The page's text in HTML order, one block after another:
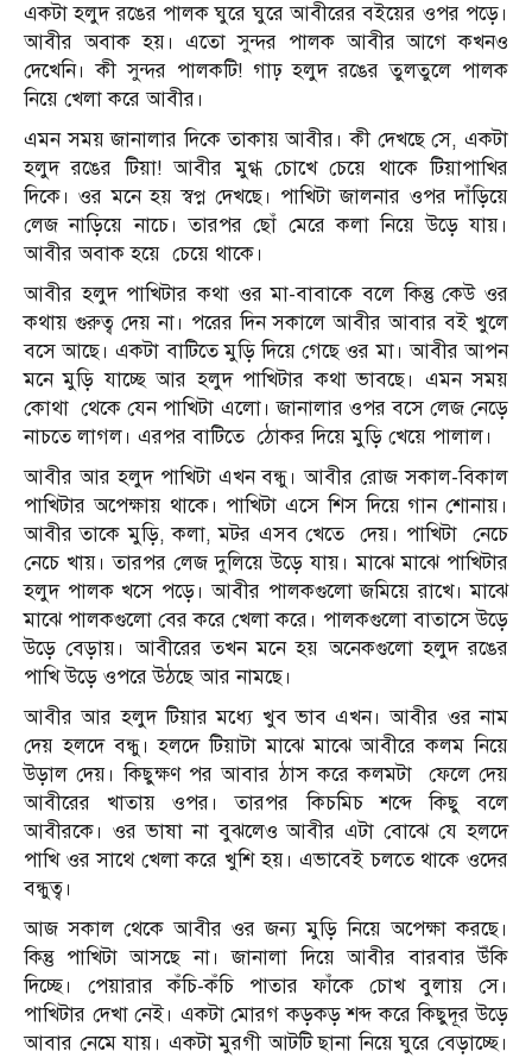
একটা হলুদ রঙের পালক ঘুরে ঘুরে আবীরের বইয়ের ওপর পড়ে।
আবীর অবাক হয়। এতো সুন্দর পালক আবীর আগে কখনও
দেখেনি। কী সুন্দর পালকটি! গাঢ় হলুদ রঙের তুলতুলে পালক
নিয়ে খেলা করে আবীর।
এমন সময় জানালার দিকে তাকায় আবীর। কী দেখছে সে, একটা
হলুদ রঙের টিয়া! আবীর মুগ্ধ চোখে চেয়ে থাকে টিয়াপাখির
দিকে। ওর মনে হয় স্বপ্ন দেখছে। পাখিটা জালনার ওপর দাঁড়িয়ে
লেজ নাড়িয়ে নাচে। তারপর ছোঁ মেরে কলা নিয়ে উড়ে যায়।
আবীর অবাক হয়ে চেয়ে থাকে।
আবীর হলুদ পাখিটার কথা ওর মা-বাবাকে বলে কিন্তু কেউ ওর
কথায় গুরুত্ব দেয় না। পরের দিন সকালে আবীর আবার বই খুলে
বসে আছে। একটা বাটিতে মুড়ি দিয়ে গেছে ওর মা। আবীর আপন
মনে মুড়ি যাচ্ছে আর হলুদ পাখিটার কথা ভাবছে। এমন সময়
কোথা থেকে যেন পাখিটা এলো। জানালার ওপর বসে লেজ নেড়ে
নাচতে লাগল। এরপর বাটিতে ঠোকর দিয়ে মুড়ি খেয়ে পালাল।
আবীর আর হলুদ পাখিটা এখন বন্ধু। আবীর রোজ সকাল-বিকাল
পাখিটার অপেক্ষায় থাকে। পাখিটা এসে শিস দিয়ে গান শোনায়।
আবীর তাকে মুড়ি, কলা, মটর এসব খেতে দেয়। পাখিটা নেচে
নেচে খায়। তারপর লেজ দুলিয়ে উড়ে যায়। মাঝে মাঝে পাখিটার
হলুদ পালক খসে পড়ে। আবীর পালকগুলো জমিয়ে রাখে। মাঝে
মাঝে পালকগুলো বের করে খেলা করে। পালকগুলো বাতাসে উড়ে
উড়ে বেড়ায়। আবীরের তখন মনে হয় অনেকগুলো হলুদ রঙের
পাখি উড়ে ওপরে উঠছে আর নামছে।
আবীর আর হলুদ টিয়ার মধ্যে খুব ভাব এখন। আবীর ওর নাম
দেয় হলদে বন্ধু। হলদে টিয়াটা মাঝে মাঝে আবীরে কলম নিয়ে
উড়াল দেয়। কিছুক্ষণ পর আবার ঠাস করে কলমটা ফেলে দেয়
আবীরের খাতায় ওপর। তারপর কিচমিচ শব্দে কিছু বলে
আবীরকে। ওর ভাষা না বুঝলেও আবীর এটা বোঝে যে হলদে
পাখি ওর সাথে খেলা করে খুশি হয়। এভাবেই চলতে থাকে ওদের
বন্ধুত্ব।
আজ সকাল থেকে আবীর ওর জন্য মুড়ি নিয়ে অপেক্ষা করছে।
কিন্তু পাখিটা আসছে না। জানালা দিয়ে আবীর বারবার উঁকি
দিচ্ছে। পেয়ারার কঁচি-কঁচি পাতার ফাঁকে চোখ বুলায় সে।
পাখিটার দেখা নেই। একটা মোরগ কড়কড় শব্দ করে কিছুদূর উড়ে
আবার নেমে যায়। একটা মুরগী আটটি ছানা নিয়ে ঘুরে বেড়াচ্ছে।